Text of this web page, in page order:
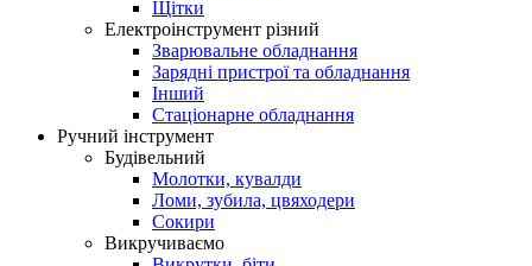
Щітки
Електроінструмент різний
Зварювальне обладнання
Зарядні пристрої та обладнання
Інший
Стаціонарне обладнання
Ручний інструмент
Будівельний
Молотки, кувалди
Ломи, зубила, цвяходери
Сокири
Викручиваємо